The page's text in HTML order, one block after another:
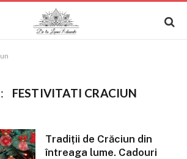
FESTIVITATI CRACIUN
Tradiții de Crăciun din
întreaga lume. Cadouri